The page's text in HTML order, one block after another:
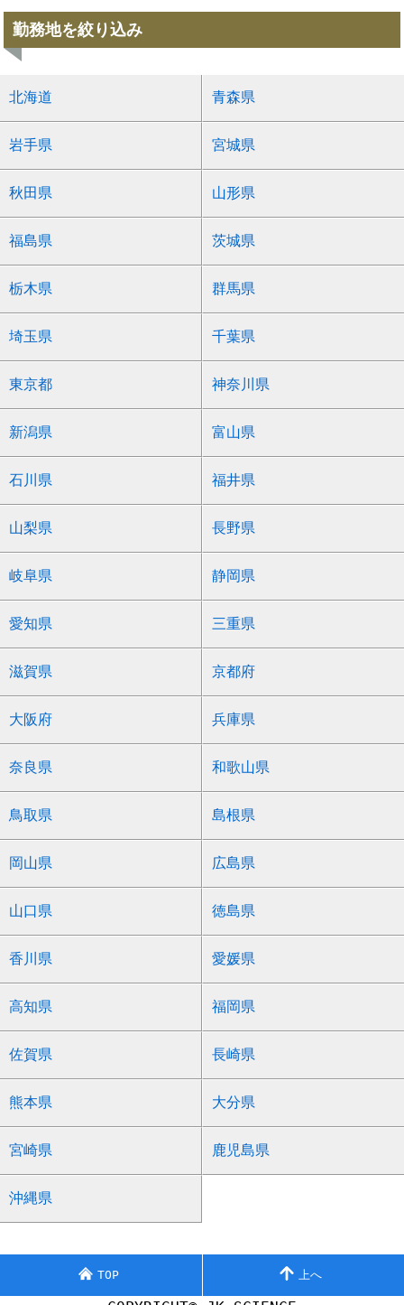
勤務地を絞り込み
北海道 青森県
岩手県 宮城県
秋田県 山形県
福島県 茨城県
栃木県 群馬県
埼玉県 千葉県
東京都 神奈川県
新潟県 富山県
石川県 福井県
山梨県 長野県
岐阜県 静岡県
愛知県 三重県
滋賀県 京都府
大阪府 兵庫県
奈良県 和歌山県
鳥取県 島根県
岡山県 広島県
山口県 徳島県
香川県 愛媛県
高知県 福岡県
佐賀県 長崎県
熊本県 大分県
宮崎県 鹿児島県
沖縄県
TOP 上へ